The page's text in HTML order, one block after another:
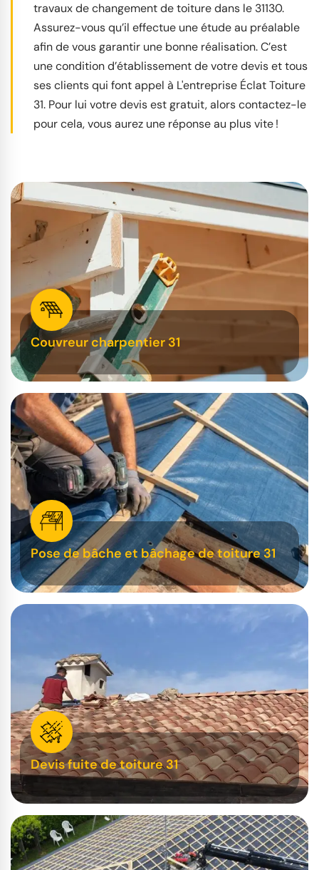
travaux de changement de toiture dans le 31130.
Assurez-vous qu’il effectue une étude au préalable
afin de vous garantir une bonne réalisation. C’est
une condition d’établissement de votre devis et tous
ses clients qui font appel à L'entreprise Éclat Toiture
31. Pour lui votre devis est gratuit, alors contactez-le
pour cela, vous aurez une réponse au plus vite !
Couvreur charpentier 31
Pose de bâche et bâchage de toiture 31
Devis fuite de toiture 31